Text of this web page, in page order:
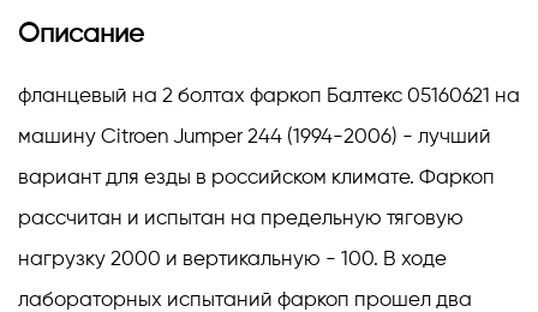
Описание
фланцевый на 2 болтах фаркоп Балтекс 05160621 на
машину Citroen Jumper 244 (1994-2006) - лучший
вариант для езды в российском климате. Фаркоп
рассчитан и испытан на предельную тяговую
нагрузку 2000 и вертикальную - 100. В ходе
лабораторных испытаний фаркоп прошел два